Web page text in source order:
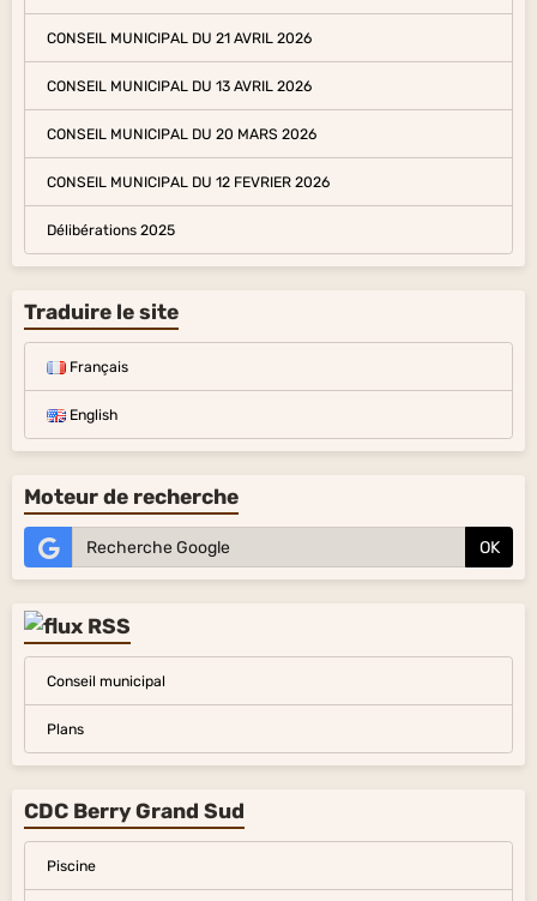
CONSEIL MUNICIPAL DU 21 AVRIL 2026
CONSEIL MUNICIPAL DU 13 AVRIL 2026
CONSEIL MUNICIPAL DU 20 MARS 2026
CONSEIL MUNICIPAL DU 12 FEVRIER 2026
Délibérations 2025
Traduire le site
Français
English
Moteur de recherche
OK
Conseil municipal
Plans
CDC Berry Grand Sud
Piscine